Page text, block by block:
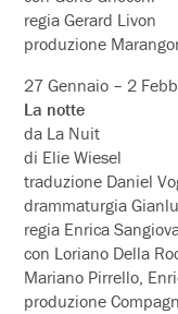
regia Gerard Livon
produzione
27 Gennaio – 2
La notte
da La Nuit
di Elie Wiesel
traduzione Daniel
drammaturgia
regia Enrica
con Loriano Della
Mariano Pirrello,
produzione